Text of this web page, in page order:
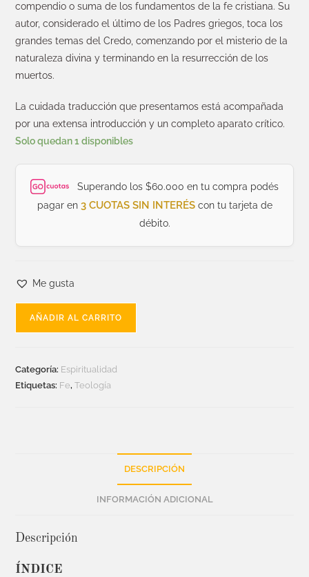
compendio o suma de los fundamentos de la fe cristiana. Su
autor, considerado el último de los Padres griegos, toca los
grandes temas del Credo, comenzando por el misterio de la
naturaleza divina y terminando en la resurrección de los
muertos.
La cuidada traducción que presentamos está acompañada
por una extensa introducción y un completo aparato crítico.
Solo quedan 1 disponibles
Superando los $60.000 en tu compra podés
pagar en 3 CUOTAS SIN INTERÉScon tu tarjeta de
débito.
Me gusta
AÑADIR AL CARRITO
Categoría: Espiritualidad
Etiquetas: Fe,Teología
DESCRIPCIÓN
INFORMACIÓN ADICIONAL
Descripción
ÍNDICE